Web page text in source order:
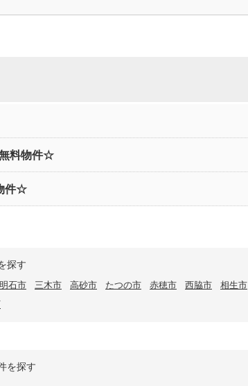
料物件☆
件☆
探す
明石市 三木市 高砂市 たつの市 赤穂市 西脇市 相生市
を探す